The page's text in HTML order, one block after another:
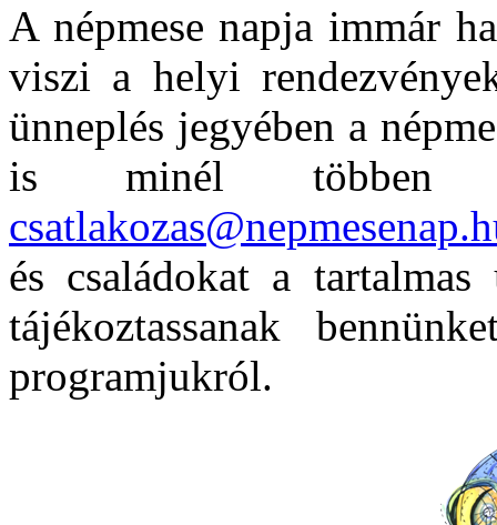
A népmese napja immár
viszi a helyi
ünneplés jegyében a
is minél többen
és családokat a
tájékoztassanak
programjukról.